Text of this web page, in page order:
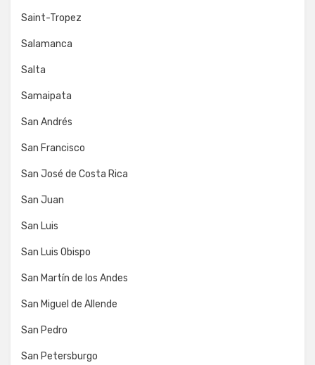
Saint-Tropez
Salamanca
Salta
Samaipata
San Andrés
San Francisco
San José de Costa Rica
San Juan
San Luis
San Luis Obispo
San Martín de los Andes
San Miguel de Allende
San Pedro
San Petersburgo